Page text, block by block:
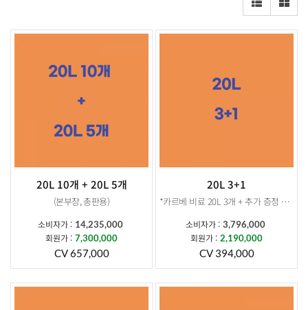
20L 10개 + 20L 5개
(본부장, 총판용)
*카르베비료 20L 10개 + 추가증정 20L 5개 *
상품구성: 카르베비료 20L 10개
소비자가 : 9,490,000
회원가: 7,300,000
소비자가 : 14,235,000
회원가 : 7,300,000
CV 657,000
20L 3+1
*카르베 비료 20L 3개 + 추가 증정 20L 1개 *
상품구성: 카르베비료 20L 3개
소비자가 : 2,847,000
회원가: 2,190,000
CV : 394,000
소비자가 : 3,796,000
회원가 : 2,190,000
CV 394,000